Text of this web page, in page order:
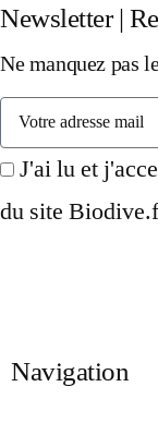
Newsletter |
Ne manquez pas
J'ai lu et
du site
Navigation